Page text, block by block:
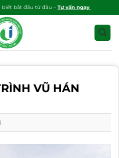
bắt đầu từ đâu – Tư vấn ngay
VŨ HÁN